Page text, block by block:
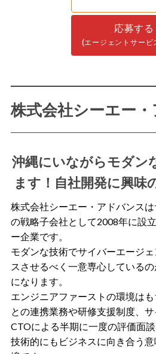
応募する
(エージェントサービ
株式会社シーエー
沖縄にいながらモダン
ます！自社開発に興味
株式会社シーエー・アドバンス
の戦略子会社として2008年に設
ー企業です。
モダンな技術でサイバーエージ
スさせるべく一意専心している
になります。
エンジニアファーストの環境は
との連携業務や研修支援制度、
CTOによる半期に一度の評価面
技術的にもビジネスに向き合う